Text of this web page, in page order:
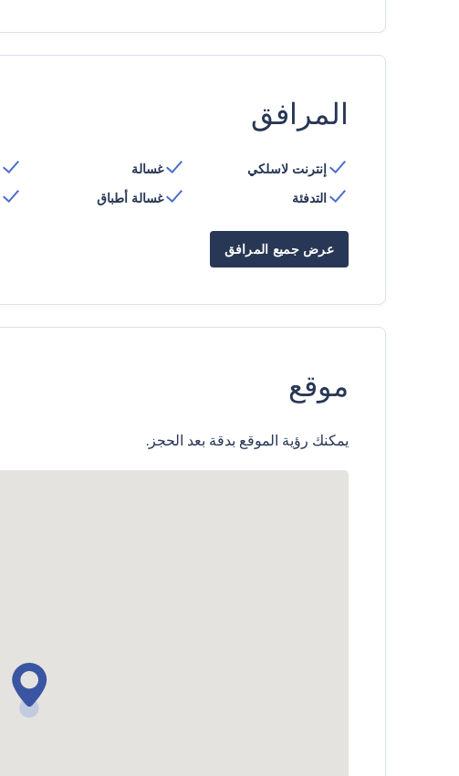
المرافق
إنترنت لاسلكي
التدفئة
غسالة
غسالة أطباق
عرض جميع المرافق
موقع
يمكنك رؤية الموقع بدقة بعد الحجز.